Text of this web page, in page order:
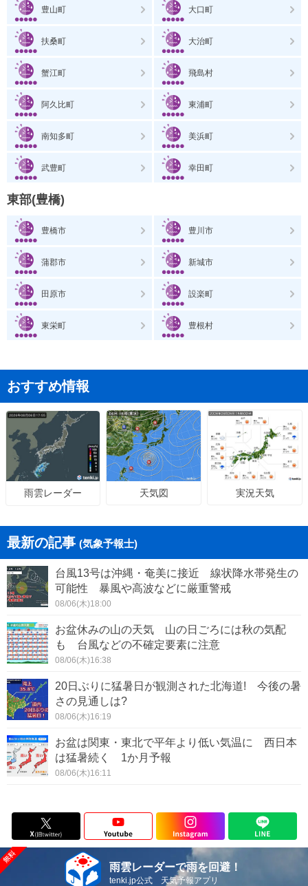
豊山町 大口町
扶桑町 大治町
蟹江町 飛島村
阿久比町 東浦町
南知多町 美浜町
武豊町 幸田町
東部(豊橋)
豊橋市 豊川市
蒲郡市 新城市
田原市 設楽町
東栄町 豊根村
おすすめ情報
雨雲レーダー 天気図 実況天気
最新の記事 (気象予報士)
台風13号は沖縄・奄美に接近 線状降水帯発生の
可能性 暴風や高波などに厳重警戒
08/06(木)18:00
お盆休みの山の天気 山の日ごろには秋の気配
も 台風などの不確定要素に注意
08/06(木)16:38
20日ぶりに猛暑日が観測された北海道! 今後の暑
さの見通しは?
08/06(木)16:19
お盆は関東・東北で平年より低い気温に 西日本
は猛暑続く 1か月予報
08/06(木)16:11
雨雲レーダーで雨を回避！
tenki.jp公式 天気予報アプリ